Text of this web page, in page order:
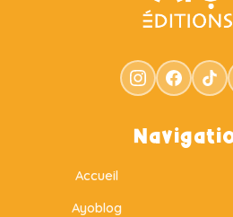
Accueil
Ayoblog